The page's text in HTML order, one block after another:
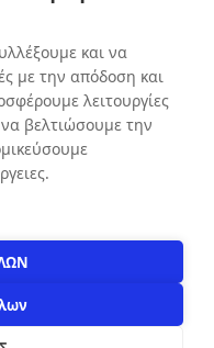
16:00
και να
με την απόδοση και
λειτουργίες
να βελτιώσουμε την